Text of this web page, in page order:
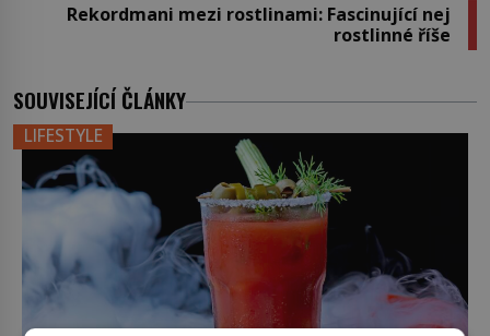
Rekordmani mezi rostlinami: Fascinující nej
rostlinné říše
SOUVISEJÍCÍ ČLÁNKY
LIFESTYLE